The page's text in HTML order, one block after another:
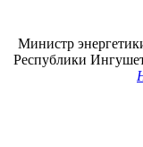
Министр
Республики